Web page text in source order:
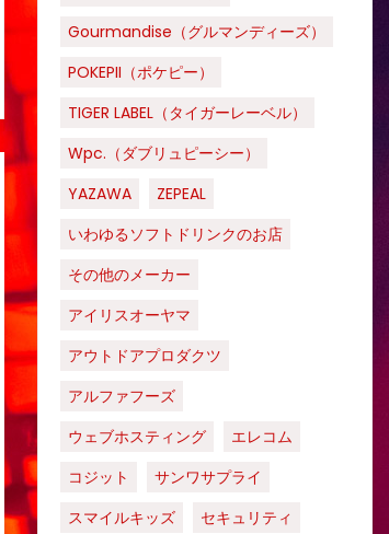
Gourmandise（グルマンディーズ）
POKEPII（ポケピー）
TIGER LABEL（タイガーレーベル）
Wpc.（ダブリュピーシー）
YAZAWA
ZEPEAL
いわゆるソフトドリンクのお店
その他のメーカー
アイリスオーヤマ
アウトドアプロダクツ
アルファフーズ
ウェブホスティング
エレコム
コジット
サンワサプライ
スマイルキッズ
セキュリティ